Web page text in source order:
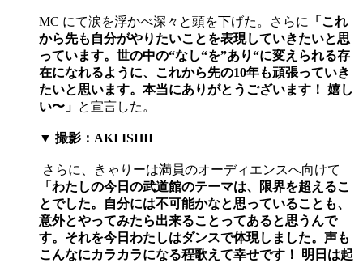
MC にて涙を浮かべ深々と頭を下げた。さらに
「これ
から先も自分がやりたいことを表現していきたいと思
っています。世の中の“なし“を”あり“に変えられる存
在になれるように、これから先の10年も頑張っていき
たいと思います。本当にありがとうございます！ 嬉し
い〜」 と宣言した。
▼ 撮影：AKI ISHII
さらに、きゃりーは満員のオーディエンスへ向けて
「わたしの今日の武道館のテーマは、限界を超えるこ
とでした。自分には不可能かなと思っていることも、
意外とやってみたら出来ることってあると思うんで
す。それを今日わたしはダンスで体現しました。声も
こんなにカラカラになる程歌えて幸せです！ 明日は起